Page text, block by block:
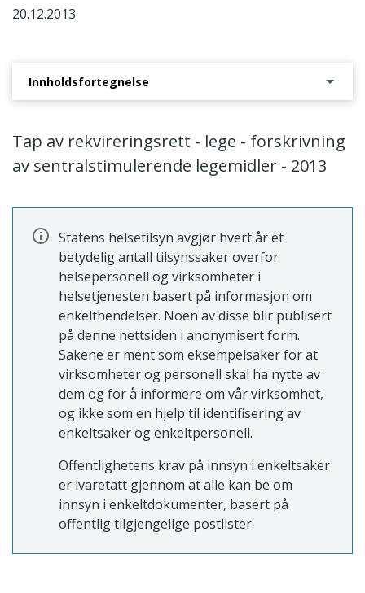
20.12.2013
Innholdsfortegnelse
Tap av rekvireringsrett - lege - forskrivning
av sentralstimulerende legemidler - 2013
Statens helsetilsyn avgjør hvert år et
betydelig antall tilsynssaker overfor
helsepersonell og virksomheter i
helsetjenesten basert på informasjon om
enkelthendelser. Noen av disse blir publisert
på denne nettsiden i anonymisert form.
Sakene er ment som eksempelsaker for at
virksomheter og personell skal ha nytte av
dem og for å informere om vår virksomhet,
og ikke som en hjelp til identifisering av
enkeltsaker og enkeltpersonell.
Offentlighetens krav på innsyn i enkeltsaker
er ivaretatt gjennom at alle kan be om
innsyn i enkeltdokumenter, basert på
offentlig tilgjengelige postlister.